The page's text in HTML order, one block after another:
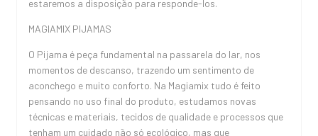
estaremos a disposição para responde-los.
MAGIAMIX PIJAMAS
O Pijama é peça fundamental na passarela do lar, nos
momentos de descanso, trazendo um sentimento de
aconchego e muito conforto. Na Magiamix tudo é feito
pensando no uso final do produto, estudamos novas
técnicas e materiais, tecidos de qualidade e processos que
tenham um cuidado não só ecológico, mas que